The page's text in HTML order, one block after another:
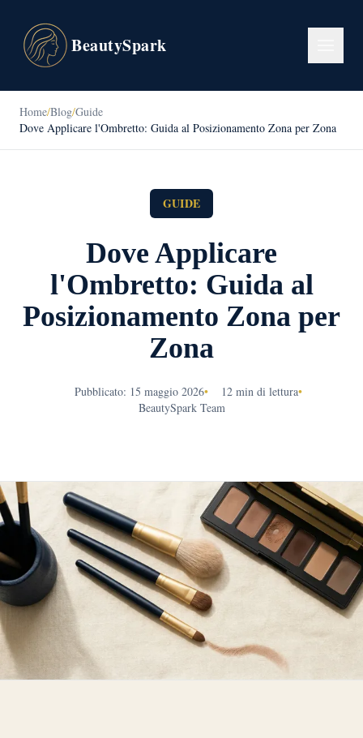
BeautySpark
Home/Blog/Guide
Dove Applicare l'Ombretto: Guida al Posizionamento Zona per Zona
GUIDE
Dove Applicare
l'Ombretto: Guida al
Posizionamento Zona per
Zona
Pubblicato: 15 maggio 2026• 12 min di lettura•
BeautySpark Team